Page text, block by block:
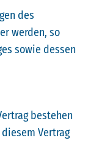
des
werden, so
sowie dessen
bestehen
Vertrag